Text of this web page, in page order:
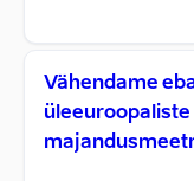
Vähendame
üleeuroopaliste